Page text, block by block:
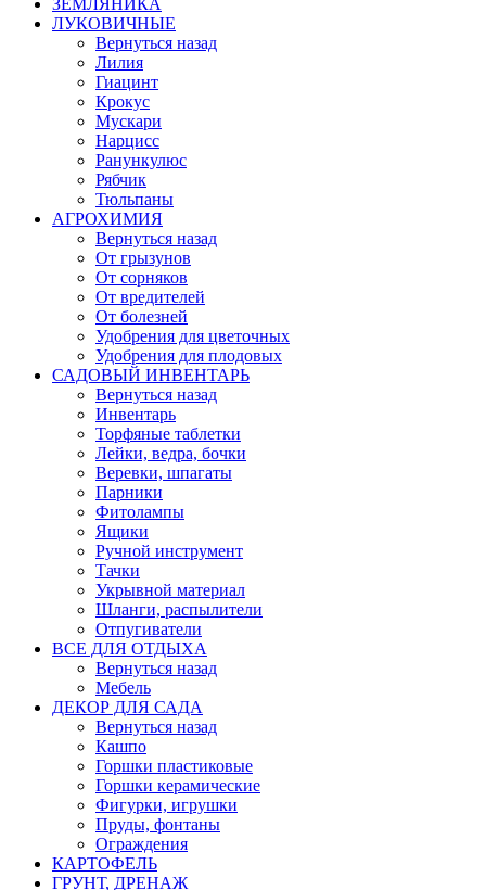
ЛУКОВИЧНЫЕ
Вернуться назад
Лилия
Гиацинт
Крокус
Мускари
Нарцисс
Ранункулюс
Рябчик
Тюльпаны
АГРОХИМИЯ
Вернуться назад
От грызунов
От сорняков
От вредителей
От болезней
Удобрения для цветочных
Удобрения для плодовых
САДОВЫЙ ИНВЕНТАРЬ
Вернуться назад
Инвентарь
Торфяные таблетки
Лейки, ведра, бочки
Веревки, шпагаты
Парники
Фитолампы
Ящики
Ручной инструмент
Тачки
Укрывной материал
Шланги, распылители
Отпугиватели
ВСЕ ДЛЯ ОТДЫХА
Вернуться назад
Мебель
ДЕКОР ДЛЯ САДА
Вернуться назад
Кашпо
Горшки пластиковые
Горшки керамические
Фигурки, игрушки
Пруды, фонтаны
Ограждения
КАРТОФЕЛЬ
ГРУНТ, ДРЕНАЖ